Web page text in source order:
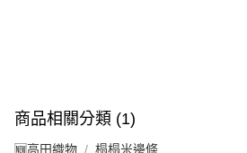
商品相關分類 (1)
🆕高田織物 榻榻米邊條